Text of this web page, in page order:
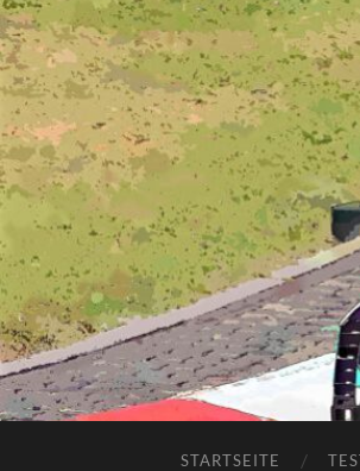
STARTSEITE